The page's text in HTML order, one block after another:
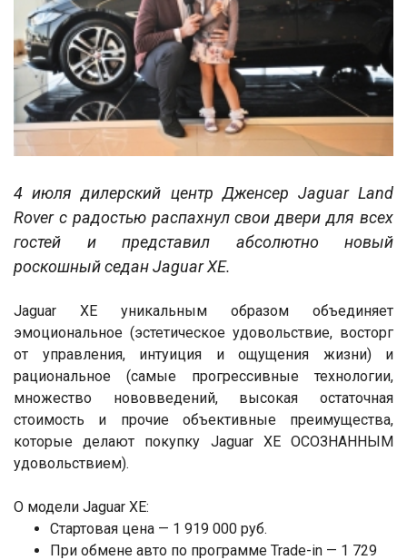
4 июля дилерский центр Дженсер Jaguar Land
Rover c радостью распахнул свои двери для всех
гостей и представил абсолютно новый
роскошный седан Jaguar XE.
Jaguar XE уникальным образом объединяет
эмоциональное (эстетическое удовольствие, восторг
от управления, интуиция и ощущения жизни) и
рациональное (самые прогрессивные технологии,
множество нововведений, высокая остаточная
стоимость и прочие объективные преимущества,
которые делают покупку Jaguar XE ОСОЗНАННЫМ
удовольствием).
О модели Jaguar XE:
Стартовая цена — 1 919 000 руб.
При обмене авто по программе Trade-in — 1 729